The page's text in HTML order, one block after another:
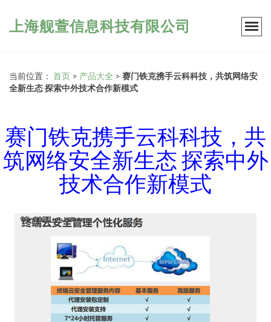
上海舰萱信息科技有限公司
当前位置： 首页 > 产品大全 > 赛门铁克携手云科科技，共筑网络安
全新生态 探索中外技术合作新模式
赛门铁克携手云科科技，共
筑网络安全新生态 探索中外
技术合作新模式